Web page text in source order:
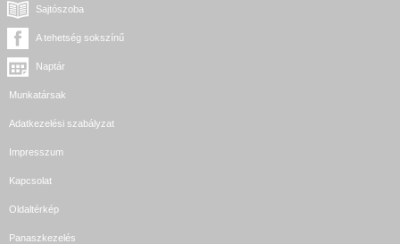
Sajtószoba
A tehetség sokszínű
Naptár
Munkatársak
Adatkezelési szabályzat
Impresszum
Kapcsolat
Oldaltérkép
Panaszkezelés